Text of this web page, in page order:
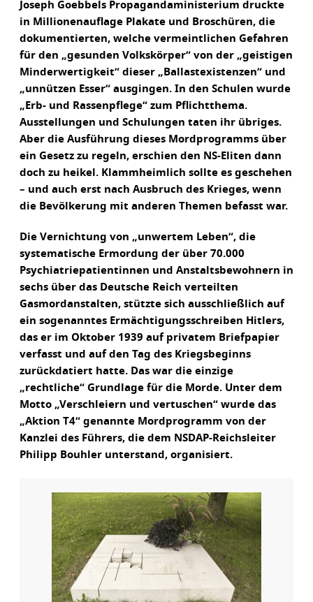
Joseph Goebbels Propagandaministerium druckte
in Millionenauflage Plakate und Broschüren, die
dokumentierten, welche vermeintlichen Gefahren
für den „gesunden Volkskörper“ von der „geistigen
Minderwertigkeit“ dieser „Ballastexistenzen“ und
„unnützen Esser“ ausgingen. In den Schulen wurde
„Erb- und Rassenpflege“ zum Pflichtthema.
Ausstellungen und Schulungen taten ihr übriges.
Aber die Ausführung dieses Mordprogramms über
ein Gesetz zu regeln, erschien den NS-Eliten dann
doch zu heikel. Klammheimlich sollte es geschehen
– und auch erst nach Ausbruch des Krieges, wenn
die Bevölkerung mit anderen Themen befasst war.
Die Vernichtung von „unwertem Leben“, die
systematische Ermordung der über 70.000
Psychiatriepatientinnen und Anstaltsbewohnern in
sechs über das Deutsche Reich verteilten
Gasmordanstalten, stützte sich ausschließlich auf
ein sogenanntes Ermächtigungsschreiben Hitlers,
das er im Oktober 1939 auf privatem Briefpapier
verfasst und auf den Tag des Kriegsbeginns
zurückdatiert hatte. Das war die einzige
„rechtliche“ Grundlage für die Morde. Unter dem
Motto „Verschleiern und vertuschen“ wurde das
„Aktion T4“ genannte Mordprogramm von der
Kanzlei des Führers, die dem NSDAP-Reichsleiter
Philipp Bouhler unterstand, organisiert.